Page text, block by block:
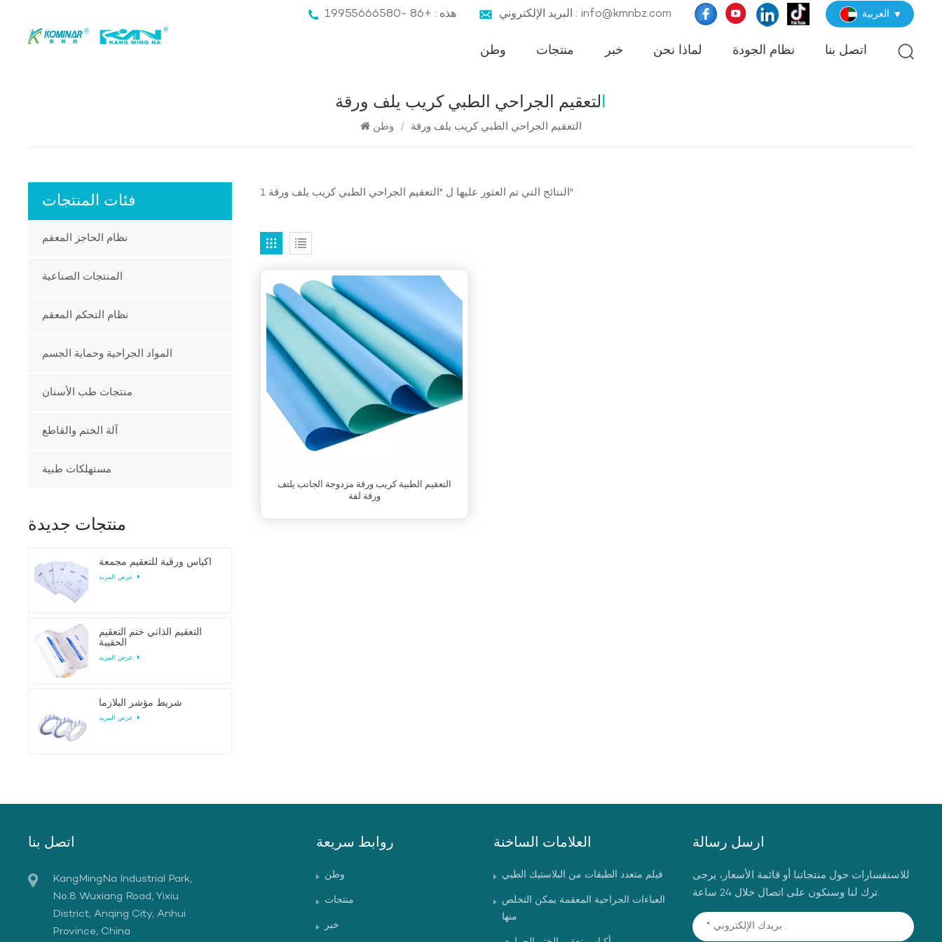
هذه : +86 -19955666580 البريد الإلكتروني : info@kmnbz.com العربية
وطن منتجات خبر لماذا نحن نظام الجودة اتصل بنا
التعقيم الجراحي الطبي كريب يلف ورقة
/ التعقيم الجراحي الطبي كريب يلف ورقة
1 النتائج التي تم العثور عليها ل "التعقيم الجراحي الطبي كريب يلف ورقة"
التعقيم الطبية كريب ورقة مزدوجة الجانب يلتف
ورقة لفة
فئات المنتجات
نظام الحاجز المعقم
المنتجات الصناعية
نظام التحكم المعقم
المواد الجراحية وحماية الجسم
منتجات طب الأسنان
آلة الختم والقاطع
مستهلكات طبية
منتجات جديدة
أكياس ورقية للتعقيم مجمعة
عرض المزيد
التعقيم الذاتي ختم التعقيم
الحقيبة
عرض المزيد
شريط مؤشر البلازما
عرض المزيد
اتصل بنا
KangMingNa Industrial Park,
No.8 Wuxiang Road, Yixiu
District, Anqing City, Anhui
Province, China
روابط سريعة
وطن
منتجات
خبر
العلامات الساخنة
فيلم متعدد الطبقات من البلاستيك الطبي
العباءات الجراحية المعقمة يمكن التخلص
منها
ارسل رسالة
للاستفسارات حول منتجاتنا أو قائمة الأسعار، يرجى
ترك لنا وسنكون على اتصال خلال 24 ساعة.